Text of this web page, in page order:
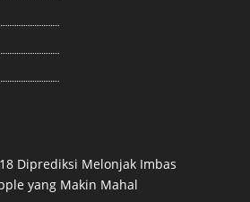
Diprediksi Melonjak Imbas
yang Makin Mahal